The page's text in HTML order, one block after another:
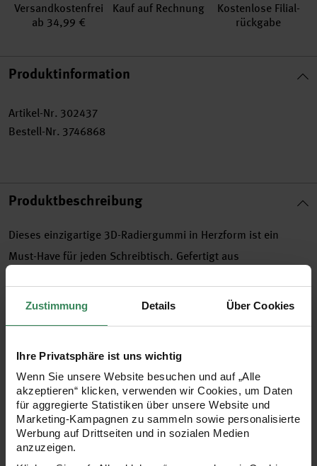
Zustimmung Details Über Cookies
Ihre Privatsphäre ist uns wichtig
Wenn Sie unsere Website besuchen und auf „Alle
akzeptieren“ klicken, verwenden wir Cookies, um Daten
für aggregierte Statistiken über unsere Website und
Marketing-Kampagnen zu sammeln sowie personalisierte
Werbung auf Drittseiten und in sozialen Medien
anzuzeigen.
Versand­kosten­frei
ab 34,99 €
Kauf auf Rechnung
Kosten­lose Filial­
rückgabe
Produktinformation
Artikel-Nr. 302437
Bestell-Nr. 3746868
Produktbeschreibung
Dieses einzigartige 3D-Radiergummi in Herzform ist ein
Must-Have für jeden Schreibtisch. Gefertigt aus
sondern auch ein charmantes Design, das jedes Büro oder
für den täglichen Gebrauch. Ein praktisches und stilvolles
Accessoire, das in keinem Papierbereich fehlen sollte.
- Form: Herz